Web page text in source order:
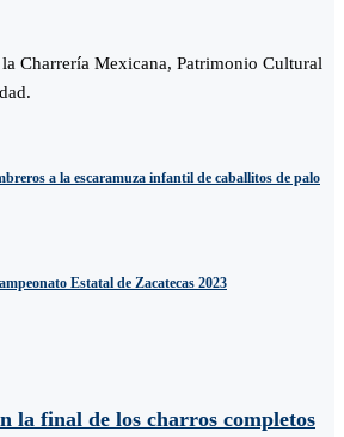
Charrería Mexicana, Patrimonio Cultural
a la escaramuza infantil de caballitos de palo
Estatal de Zacatecas 2023
la final de los charros completos